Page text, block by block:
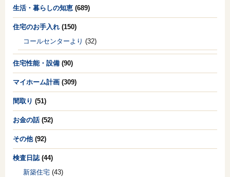
生活・暮らしの知恵 (689)
住宅のお手入れ (150)
コールセンターより (32)
住宅性能・設備 (90)
マイホーム計画 (309)
間取り (51)
お金の話(52)
その他(92)
検査日誌(44)
新築住宅 (43)